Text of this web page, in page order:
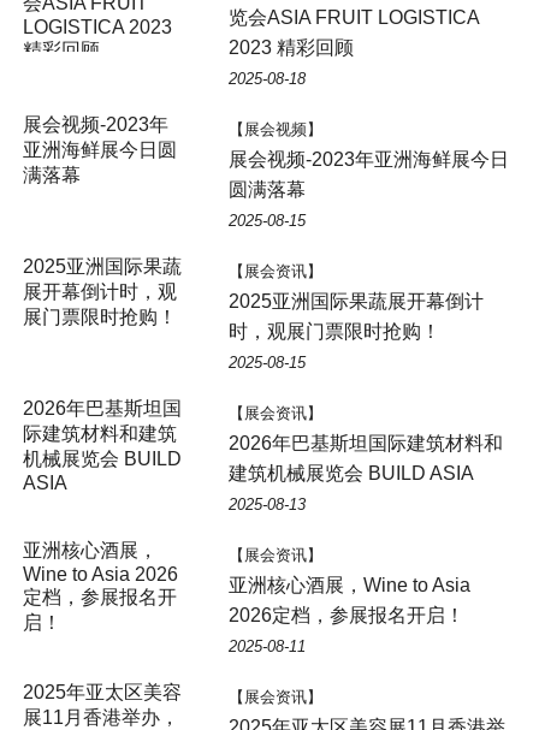
览会ASIA FRUIT LOGISTICA
2023 精彩回顾
2025-08-18
展会视频-2023年
亚洲海鲜展今日圆
满落幕
【展会视频】
展会视频-2023年亚洲海鲜展今日
圆满落幕
2025-08-15
【展会资讯】
2025亚洲国际果蔬展开幕倒计
时，观展门票限时抢购！
2025-08-15
2026年巴基斯坦国
际建筑材料和建筑
机械展览会 BUILD
ASIA
【展会资讯】
2026年巴基斯坦国际建筑材料和
建筑机械展览会 BUILD ASIA
2025-08-13
亚洲核心酒展，
Wine to Asia 2026
定档，参展报名开
启！
【展会资讯】
亚洲核心酒展，Wine to Asia
2026定档，参展报名开启！
2025-08-11
【展会资讯】